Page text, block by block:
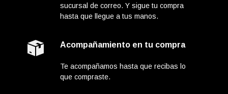
sucursal de correo. Y sigue tu compra
hasta que llegue a tus manos.
Acompañamiento en tu compra
Te acompañamos hasta que recibas lo
que compraste.